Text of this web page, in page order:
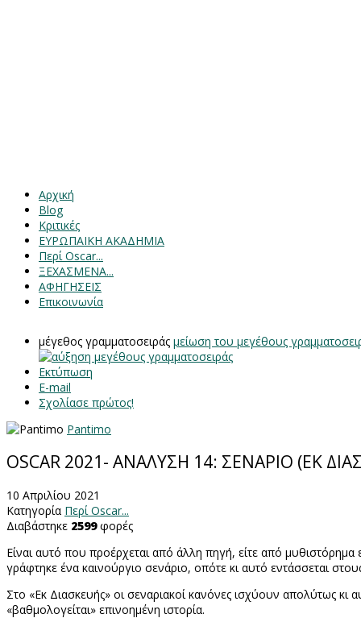
Αρχική
Blog
Κριτικές
ΕΥΡΩΠΑΙΚΗ ΑΚΑΔΗΜΙΑ
Περί Oscar...
ΞΕΧΑΣΜΕΝΑ...
ΑΦΗΓΗΣΕΙΣ
Επικοινωνία
μέγεθος γραμματοσειράς μείωση του μεγέθους
Εκτύπωση
E-mail
Σχολίασε πρώτος!
Pantimo
OSCAR 2021- ΑΝΑΛΥΣΗ 14: ΣΕΝΑΡΙΟ (ΕΚ
10 Απριλίου 2021
Κατηγορία Περί Oscar...
Διαβάστηκε 2599φορές
Είναι αυτό που προέρχεται από άλλη πηγή, είτε από
γράφτηκε ένα καινούργιο σενάριο, οπότε κι αυτό εντάσσεται
Στο «Εκ Διασκευής» οι σεναριακοί κανόνες ισχύουν απολύτως
«βαθμολογείται» επινοημένη ιστορία.